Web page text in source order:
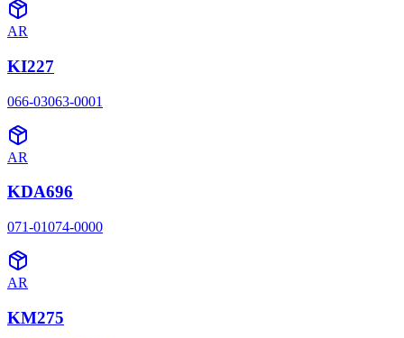
AR
KI227
066-03063-0001
AR
KDA696
071-01074-0000
AR
KM275